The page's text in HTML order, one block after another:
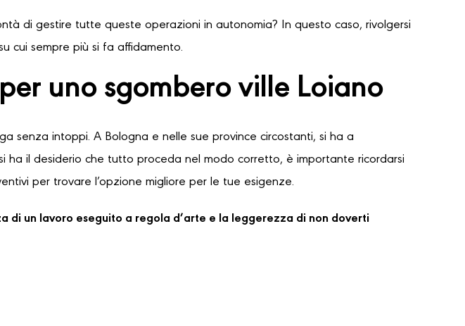
di gestire tutte queste operazioni in autonomia? In questo caso, rivolgersi
cui sempre più si fa affidamento.
uno sgombero ville Loiano
senza intoppi. A Bologna e nelle sue province circostanti, si ha a
ha il desiderio che tutto proceda nel modo corretto, è importante ricordarsi
per trovare l’opzione migliore per le tue esigenze.
un lavoro eseguito a regola d’arte e la leggerezza di non doverti